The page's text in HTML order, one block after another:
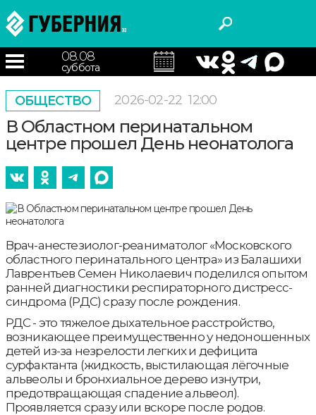
08.08
суббота
ОБЩЕСТВО 2026-02-22 12:00
В Областном перинатальном
центре прошел День неонатолога
Врач-анестезиолог-реаниматолог «Московского
областного перинатального центра» из Балашихи
Лаврентьев Семен Николаевич поделился опытом
ранней диагностики респираторного дистресс-
синдрома (РДС) сразу после рождения.
РДС - это тяжелое дыхательное расстройство,
возникающее преимущественно у недоношенных
детей из-за незрелости легких и дефицита
сурфактанта (жидкость, выстилающая лёгочные
альвеолы и бронхиальное дерево изнутри,
предотвращающая спадение альвеол).
Проявляется сразу или вскоре после родов.